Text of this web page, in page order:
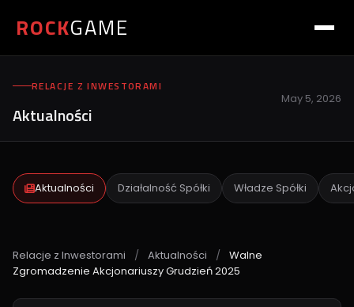
ROCKGAME
RELACJE Z INWESTORAMI
Aktualności
May 5, 2026
Aktualności Działalność Spółki Władze Spółki
Relacje z Inwestorami / Aktualności / Walne
Zgromadzenie Akcjonariuszy Grudzień 2025